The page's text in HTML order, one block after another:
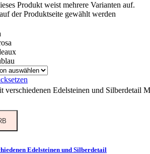
Produkt weist mehrere Varianten auf.
der Produktseite gewählt werden
verschiedenen Edelsteinen und Silberdetail
Edelsteinen und Silberdetail